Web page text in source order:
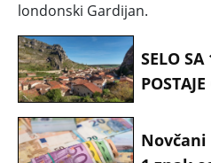
londonski Gardijan.
SELO
100
Novčani